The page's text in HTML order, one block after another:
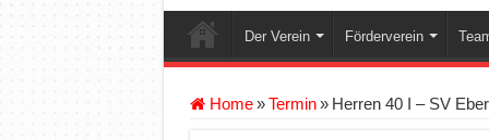
Der Verein Förderverein
Home » Termin » Herren 40 I – SV